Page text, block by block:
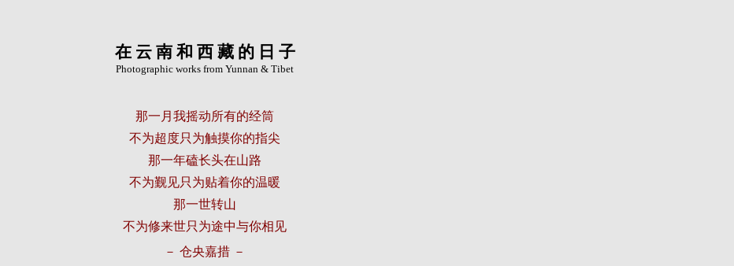
在 云 南 和 西 藏 的 日 子
Photographic works from Yunnan & Tibet
那一月我摇动所有的经筒
不为超度只为触摸你的指尖
那一年磕长头在山路
不为觐见只为贴着你的温暖
那一世转山
不为修来世只为途中与你相见
－ 仓央嘉措 －